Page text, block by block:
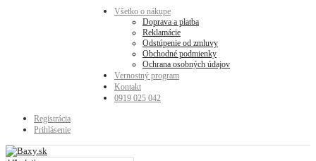
Všetko o nákupe
Doprava a platba
Reklamácie
Odstúpenie od zmluvy
Obchodné podmienky
Ochrana osobných údajov
Vernostný program
Kontakt
0919 025 042
Registrácia
Prihlásenie